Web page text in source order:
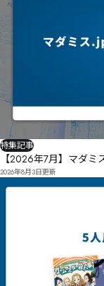
特集記事
【2026年7月】マダ
2026年8月3日更新